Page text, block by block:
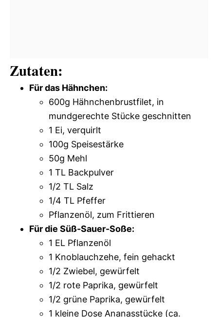
Zutaten:
Für das Hähnchen:
600g Hähnchenbrustfilet, in
mundgerechte Stücke geschnitten
1 Ei, verquirlt
100g Speisestärke
50g Mehl
1 TL Backpulver
1/2 TL Salz
1/4 TL Pfeffer
Pflanzenöl, zum Frittieren
Für die Süß-Sauer-Soße:
1 EL Pflanzenöl
1 Knoblauchzehe, fein gehackt
1/2 Zwiebel, gewürfelt
1/2 rote Paprika, gewürfelt
1/2 grüne Paprika, gewürfelt
1 kleine Dose Ananasstücke (ca.